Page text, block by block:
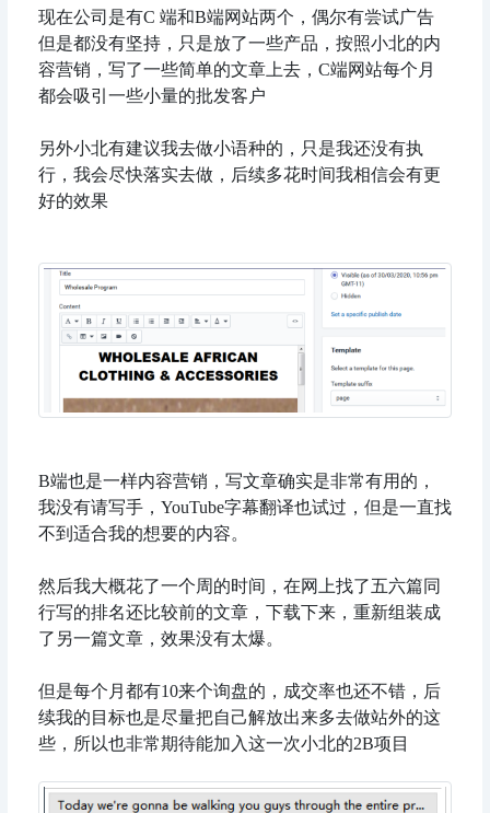
现在公司是有C 端和B端网站两个，偶尔有尝试广告
但是都没有坚持，只是放了一些产品，按照小北的内
容营销，写了一些简单的文章上去，C端网站每个月
都会吸引一些小量的批发客户
另外小北有建议我去做小语种的，只是我还没有执
行，我会尽快落实去做，后续多花时间我相信会有更
好的效果
B端也是一样内容营销，写文章确实是非常有用的，
我没有请写手，YouTube字幕翻译也试过，但是一直找
不到适合我的想要的内容。
然后我大概花了一个周的时间，在网上找了五六篇同
行写的排名还比较前的文章，下载下来，重新组装成
了另一篇文章，效果没有太爆。
但是每个月都有10来个询盘的，成交率也还不错，后
续我的目标也是尽量把自己解放出来多去做站外的这
些，所以也非常期待能加入这一次小北的2B项目